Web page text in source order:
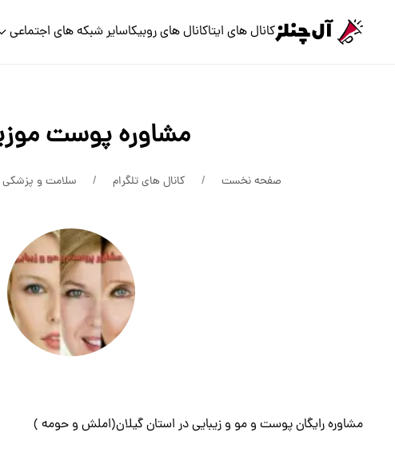
کانال های ایتاکانال های روبیکاسایر شبکه های اجتماعی
مشاوره پوست
صفحه نخست کانال های تلگرام سلامت و پزشکی
مشاوره رایگان پوست و مو و زیبایی در استان گیلان(املش و حومه )